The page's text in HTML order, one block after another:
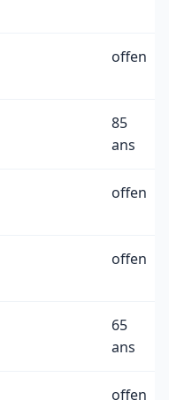
offen
85
ans
offen
offen
65
ans
offen